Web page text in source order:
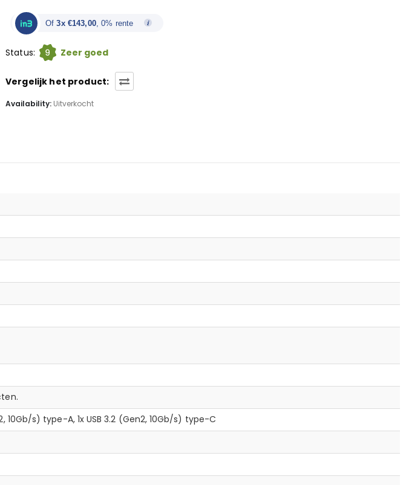
Of3x €143,00, 0% rente
Status: 9 Zeer goed
Vergelijk het product:
Availability: Uitverkocht
10Gb/s) type-A, 1x USB 3.2 (Gen2, 10Gb/s) type-C